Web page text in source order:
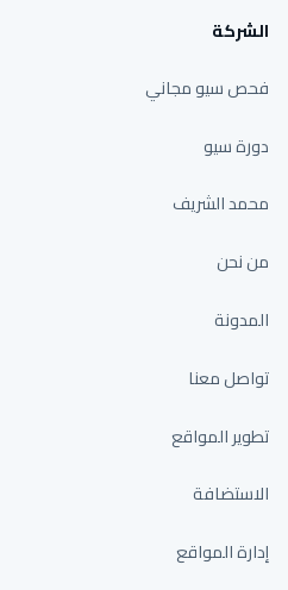
الشركة
فحص سيو مجاني
دورة سيو
محمد الشريف
من نحن
المدونة
تواصل معنا
تطوير المواقع
الاستضافة
إدارة المواقع